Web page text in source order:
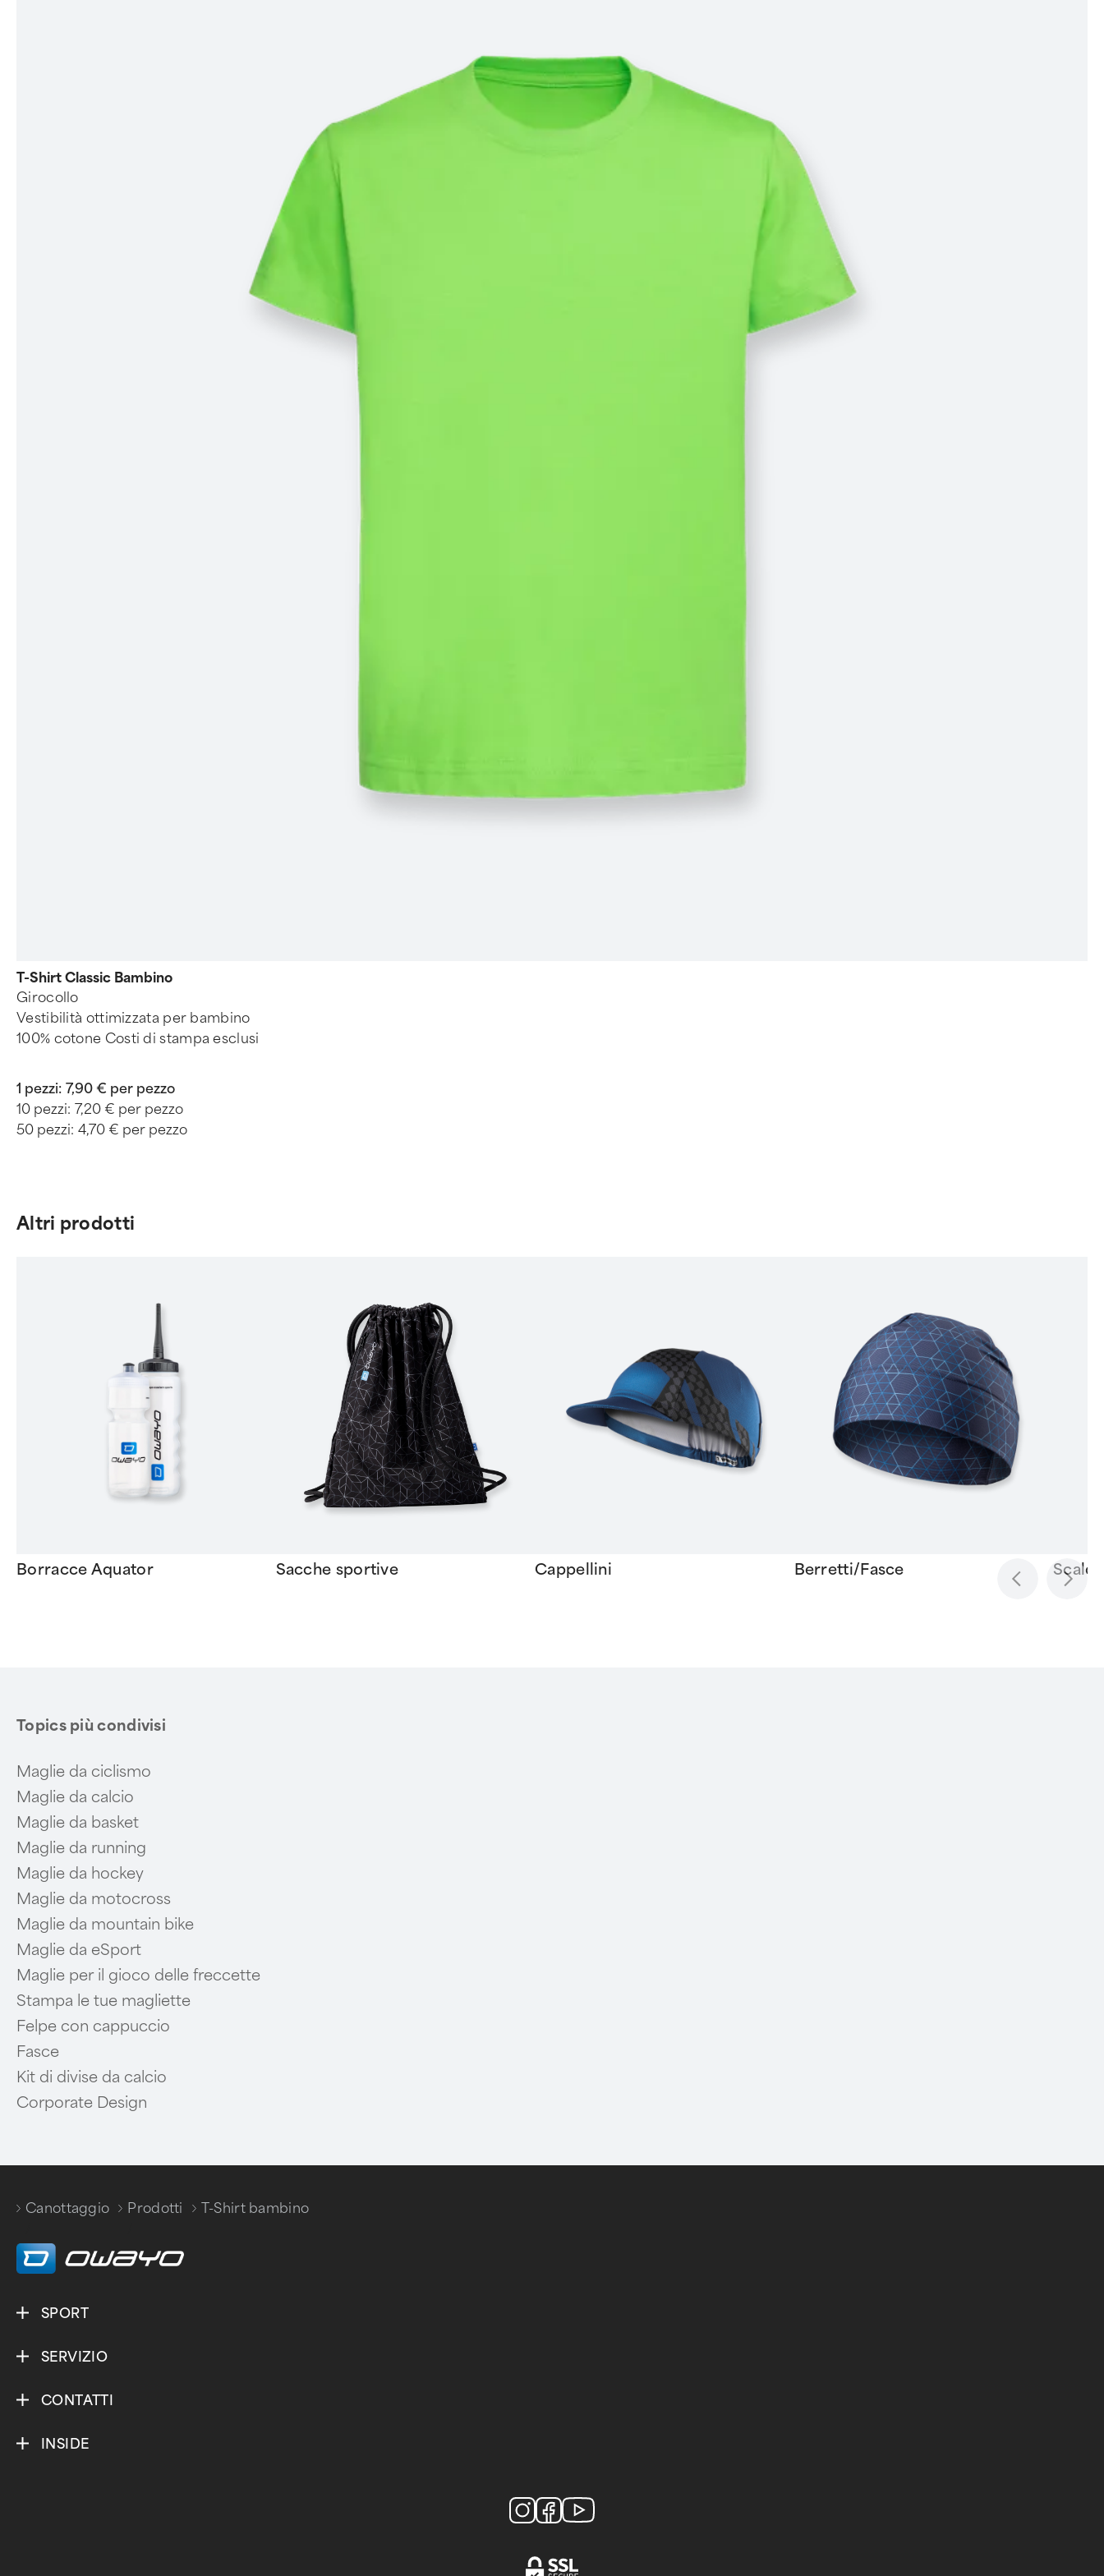
T-Shirt Classic Bambino
Girocollo
Vestibilità ottimizzata per bambino
100% cotone Costi di stampa esclusi
1 pezzi: 7,90 € per pezzo
10 pezzi: 7,20 € per pezzo
50 pezzi: 4,70 € per pezzo
Altri prodotti
Borracce Aquator Sacche sportive Cappellini Berretti/Fasce
Topics più condivisi
Maglie da ciclismo
Maglie da calcio
Maglie da basket
Maglie da running
Maglie da hockey
Maglie da motocross
Maglie da mountain bike
Maglie da eSport
Maglie per il gioco delle freccette
Stampa le tue magliette
Felpe con cappuccio
Fasce
Kit di divise da calcio
Corporate Design
Canottaggio
Prodotti
T-Shirt bambino
SPORT
SERVIZIO
CONTATTI
INSIDE